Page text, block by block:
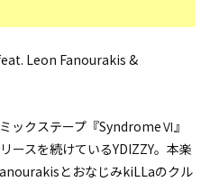
Leon Fanourakis &
ックステープ『SyndromeⅥ』
ースを続けているYDIZZY。本楽
とおなじみkiLLaのクル